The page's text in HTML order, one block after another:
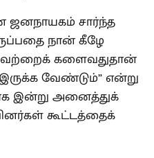
ஜனநாயகம் சார்ந்த
நான் கீழே
அவற்றைக் களைவதுதான்
வேண்டும்” என்று
இன்று அனைத்துக்
கூட்டத்தைக்